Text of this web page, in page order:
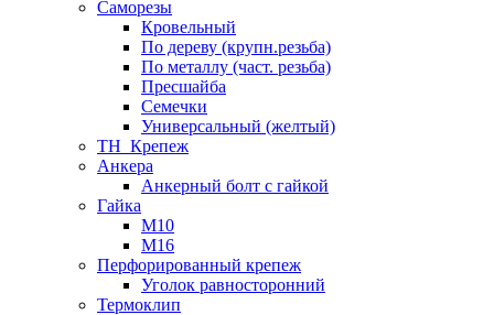
Саморезы
Кровельный
По дереву (крупн.резьба)
По металлу (част. резьба)
Пресшайба
Семечки
Универсальный (желтый)
ТН_Крепеж
Анкера
Анкерный болт с гайкой
Гайка
М10
М16
Перфорированный крепеж
Уголок равносторонний
Термоклип